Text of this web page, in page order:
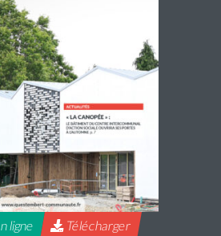
à partir du 20 juillet 2026
ligne Télécharger